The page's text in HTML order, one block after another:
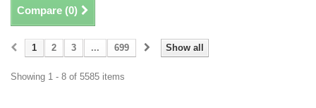
Compare (0)
Show all
1 2 3 ... 699
Showing 1 - 8 of 5585 items